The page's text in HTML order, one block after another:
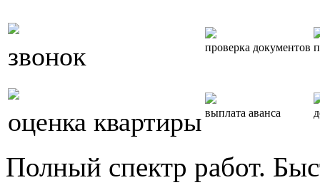
звонок проверка документов
оценка квартиры выплата аванса
Полный спектр работ.